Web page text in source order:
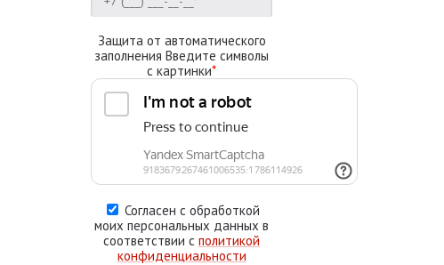
Защита от автоматического
заполнения Введите символы
с картинки*
Согласен с обработкой
моих персональных данных в
соответствии с политикой
конфиденциальности